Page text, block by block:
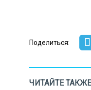
Поделиться:
ЧИТАЙТЕ